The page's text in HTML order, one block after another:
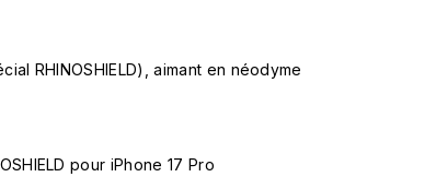
RHINOSHIELD), aimant en néodyme
pour iPhone 17 Pro